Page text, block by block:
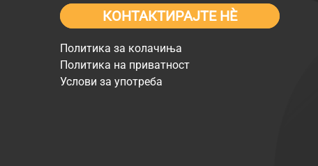
КОНТАКТИРАЈТЕ НÈ
Политика за колачиња
Политика на приватност
Услови за употреба